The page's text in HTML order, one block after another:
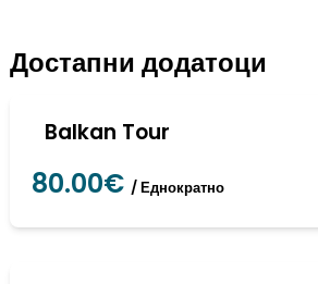
Достапни додатоци
Balkan Tour
80.00€ / Еднократно